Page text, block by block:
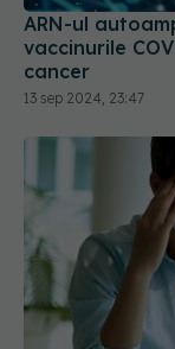
ARN-ul
vaccinurile
cancer
13 sep 2024, 23:47